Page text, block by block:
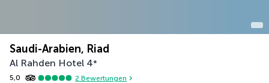
Saudi-Arabien, Riad
Al Rahden Hotel 4*
5,0 2 Bewertungen